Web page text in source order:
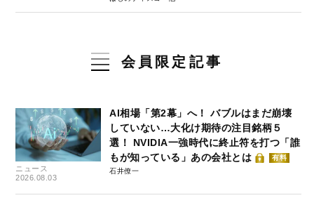
会員限定記事
ニュース
2026.08.03
AI相場「第2幕」へ！ バブルはまだ崩壊
していない…大化け期待の注目銘柄５
選！ NVIDIA一強時代に終止符を打つ「誰
もが知っている」あの会社とは
有料
石井僚一